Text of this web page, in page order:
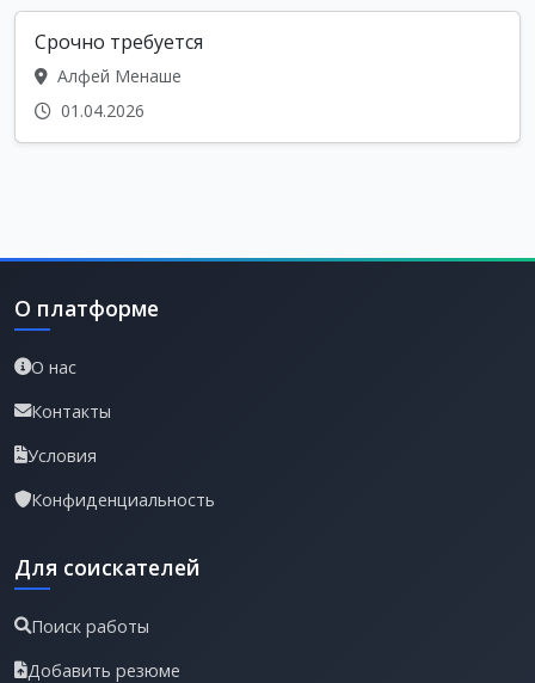
Срочно требуется
Алфей Менаше
01.04.2026
О платформе
О нас
Контакты
Условия
Конфиденциальность
Для соискателей
Поиск работы
Добавить резюме